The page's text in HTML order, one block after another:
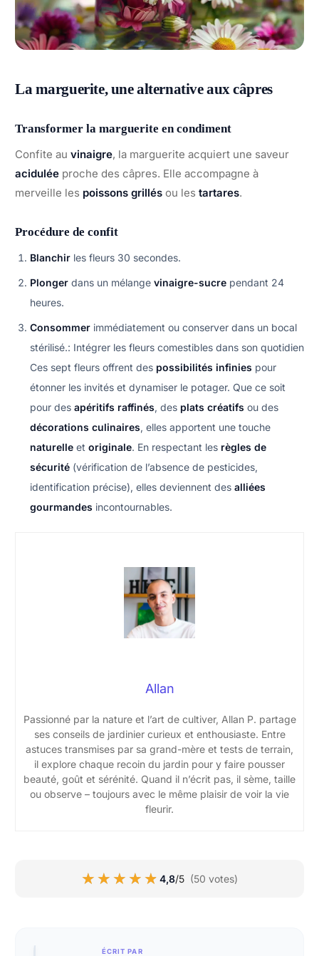
La marguerite, une alternative aux câpres
Transformer la marguerite en condiment
Confite au vinaigre, la marguerite acquiert une saveur
acidulée proche des câpres. Elle accompagne à
merveille les poissons grillés ou les tartares.
Procédure de confit
Blanchir les fleurs 30 secondes.
Plonger dans un mélange vinaigre-sucre pendant 24
heures.
Consommer immédiatement ou conserver dans un bocal
stérilisé.: Intégrer les fleurs comestibles dans son quotidien
Ces sept fleurs offrent des possibilités infinies pour
étonner les invités et dynamiser le potager. Que ce soit
pour des apéritifs raffinés, des plats créatifs ou des
décorations culinaires, elles apportent une touche
naturelle et originale. En respectant les règles de
sécurité (vérification de l’absence de pesticides,
identification précise), elles deviennent des alliées
gourmandes incontournables.
Allan
Passionné par la nature et l’art de cultiver, Allan P. partage
ses conseils de jardinier curieux et enthousiaste. Entre
astuces transmises par sa grand-mère et tests de terrain,
il explore chaque recoin du jardin pour y faire pousser
beauté, goût et sérénité. Quand il n’écrit pas, il sème, taille
ou observe – toujours avec le même plaisir de voir la vie
fleurir.
★★★★★
★★★★★ 4,8/5 (50 votes)
ÉCRIT PAR